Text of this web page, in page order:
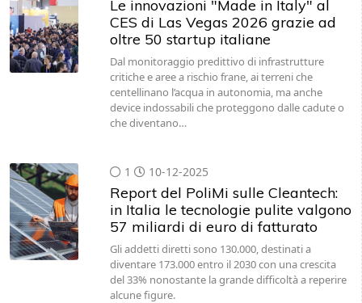
Le innovazioni "Made in Italy" al
CES di Las Vegas 2026 grazie ad
oltre 50 startup italiane
Dal monitoraggio predittivo di infrastrutture
critiche e aree a rischio frane, ai terreni che
centellinano l’acqua in autonomia, ma anche
device indossabili che proteggono dalle cadute o
che diventano…
1 10-12-2025
Report del PoliMi sulle Cleantech:
in Italia le tecnologie pulite valgono
57 miliardi di euro di fatturato
Gli addetti diretti sono 130.000, destinati a
diventare 173.000 entro il 2030 con una crescita
del 33% nonostante la grande difficoltà a reperire
alcune figure.